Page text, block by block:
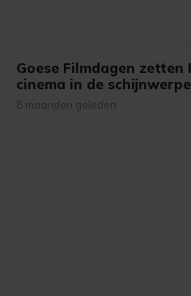
Goese Filmdagen zetten
cinema in de
8 maanden geleden